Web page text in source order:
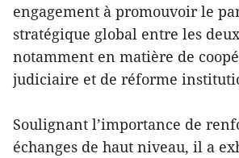
engagement à promouvoir le
stratégique global entre les
notamment en matière de
judiciaire et de réforme
Soulignant l’importance de
échanges de haut niveau, il a